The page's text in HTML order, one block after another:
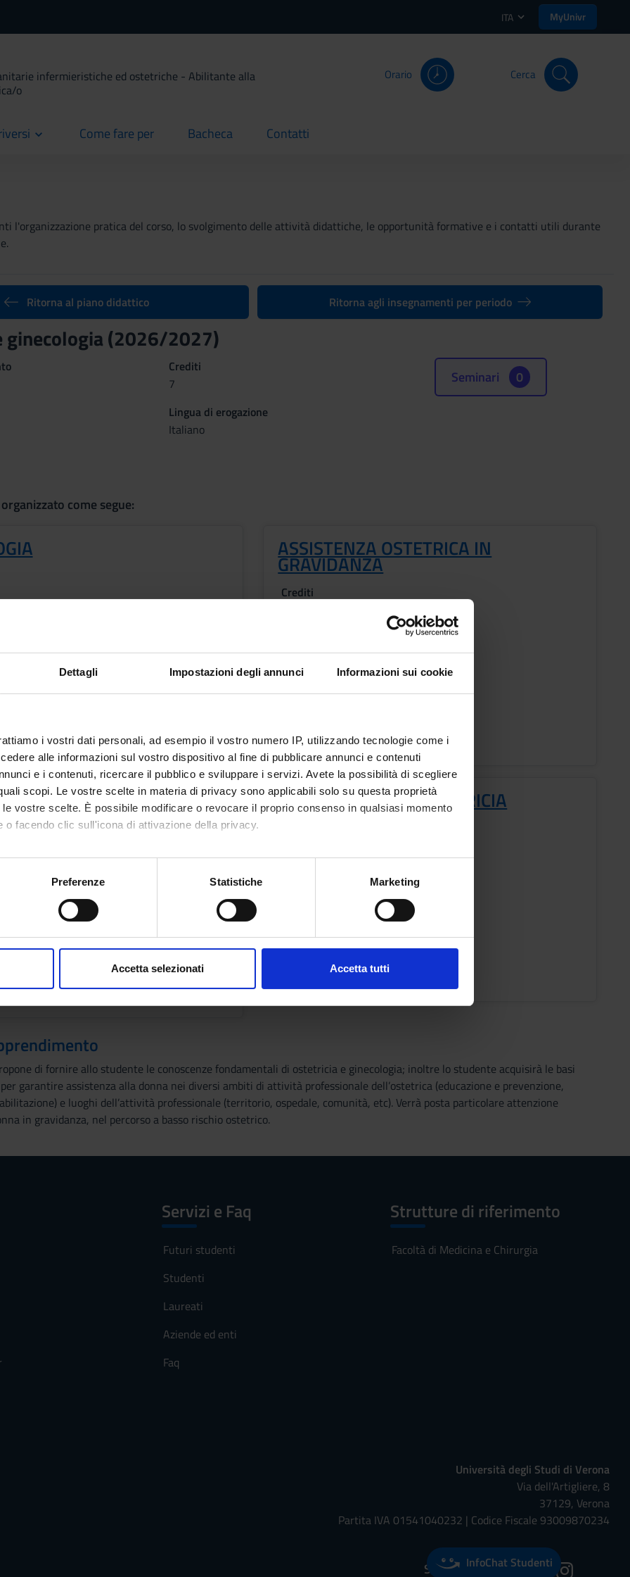
Dettagli Impostazioni degli annunci Informazioni sui cookie
i vostri dati personali, ad esempio il vostro numero IP, utilizzando tecnologie come i
alle informazioni sul vostro dispositivo al fine di pubblicare annunci e contenuti
e i contenuti, ricercare il pubblico e sviluppare i servizi. Avete la possibilità di scegliere
scopi. Le vostre scelte in materia di privacy sono applicabili solo su questa proprietà
vostre scelte. È possibile modificare o revocare il proprio consenso in qualsiasi momento
o facendo clic sull'icona di attivazione della privacy.
anche:
sulla tua posizione geografica, con un'approssimazione di qualche metro,
in qualsiasi momento dalla Dichiarazione sui cookie.
Preferenze Statistiche Marketing
Accetta selezionati Accetta tutti
ITA MyUnivr
infermieristiche ed ostetriche - Abilitante alla
o
Orario Cerca
Come fare per
current Bacheca
current Contatti
current
l'organizzazione pratica del corso, lo svolgimento delle attività didattiche, le opportunità formative e i contatti utili durante
Ritorna al piano didattico Ritorna agli insegnamenti per periodo
ginecologia (2026/2027)
Crediti
7
Lingua di erogazione
Italiano
Seminari 0
come segue:
ASSISTENZA OSTETRICA IN
GRAVIDANZA
Crediti
2 SEMESTRE PROFESSIONI SANITARIE
Orario Lezioni
DEL TERRITORIO E DI
SANITARIE
FONDAMENTI DI OSTETRICIA
2 SEMESTRE PROFESSIONI SANITARIE
Ricciarda Raffaelli
Orario Lezioni
di fornire allo studente le conoscenze fondamentali di ostetricia e ginecologia; inoltre lo studente acquisirà le basi
garantire assistenza alla donna nei diversi ambiti di attività professionale dell’ostetrica (educazione e prevenzione,
e luoghi dell’attività professionale (territorio, ospedale, comunità, etc). Verrà posta particolare attenzione
in gravidanza, nel percorso a basso rischio ostetrico.
Servizi e Faq
Futuri studenti
Studenti
Laureati
Aziende ed enti
Faq
Strutture di riferimento
Facoltà di Medicina e Chirurgia
Università degli Studi di Verona
Via dell'Artigliere, 8
37129, Verona
Partita IVA 01541040232 | Codice Fiscale 93009870234
Seguici su:InfoChat Studenti